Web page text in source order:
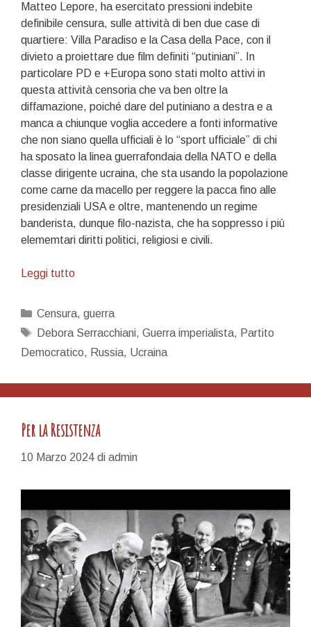
Matteo Lepore, ha esercitato pressioni indebite
definibile censura, sulle attività di ben due case di
quartiere: Villa Paradiso e la Casa della Pace, con il
divieto a proiettare due film definiti “putiniani”. In
particolare PD e +Europa sono stati molto attivi in
questa attività censoria che va ben oltre la
diffamazione, poiché dare del putiniano a destra e a
manca a chiunque voglia accedere a fonti informative
che non siano quella ufficiali è lo “sport ufficiale” di chi
ha sposato la linea guerrafondaia della NATO e della
classe dirigente ucraina, che sta usando la popolazione
come carne da macello per reggere la pacca fino alle
presidenziali USA e oltre, mantenendo un regime
banderista, dunque filo-nazista, che ha soppresso i più
elememtari diritti politici, religiosi e civili.
Leggi tuttoIl
Categorie
Censura, guerra
Tag
Debora Serracchiani, Guerra imperialista, Partito
Democratico, Russia, Ucraina
Per la Resistenza
10 Marzo 2024 di admin